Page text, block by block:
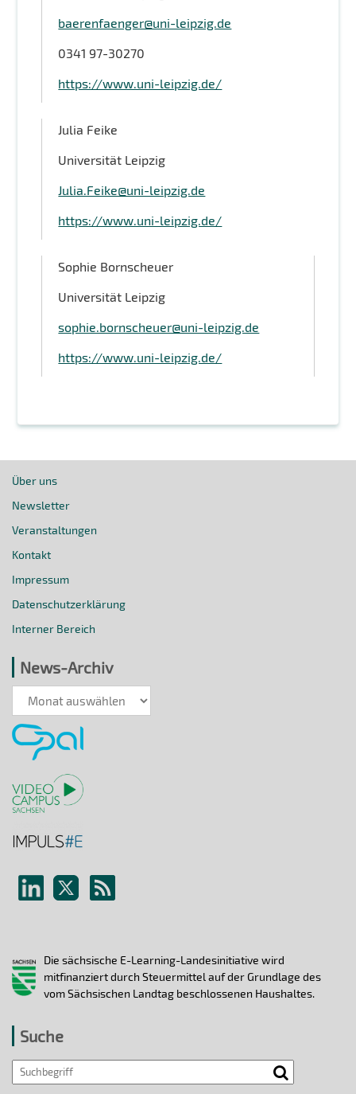
baerenfaenger@uni-leipzig.de
0341 97-30270
https://www.uni-leipzig.de/
Julia Feike
Universität Leipzig
Julia.Feike@uni-leipzig.de
https://www.uni-leipzig.de/
Sophie Bornscheuer
Universität Leipzig
sophie.bornscheuer@uni-leipzig.de
https://www.uni-leipzig.de/
Über uns
Newsletter
Veranstaltungen
Kontakt
Impressum
Datenschutzerklärung
Interner Bereich
News-Archiv
News-
Archiv
Die sächsische E-Learning-Landesinitiative wird
mitfinanziert durch Steuermittel auf der Grundlage des
vom Sächsischen Landtag beschlossenen Haushaltes.
Suche
Search